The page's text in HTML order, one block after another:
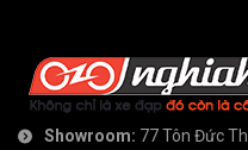
Showroom: 77 Tôn Đức